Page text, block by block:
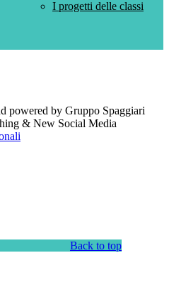
I progetti delle classi
powered by Gruppo Spaggiari
& New Social Media
Back to top